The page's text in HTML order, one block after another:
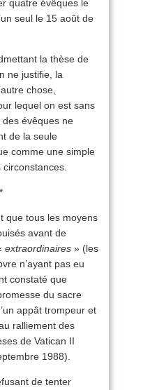
quatre évêques le
seul le 15 août de
la thèse de
ne justifie, la
chose,
lequel on est sans
des évêques ne
de la seule
comme une simple
*
que tous les moyens
avant de
extraordinaires » (les
n’ayant pas eu
constaté que
du sacre
appât trompeur et
ralliement des
de Vatican II
1988).
de tenter